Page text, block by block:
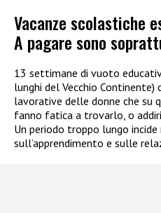
Vacanze scolastiche
A pagare sono
13 settimane di vuoto
lunghi del Vecchio Continente)
lavorative delle donne che su
fanno fatica a trovarlo, o
Un periodo troppo lungo
sull’apprendimento e sulle